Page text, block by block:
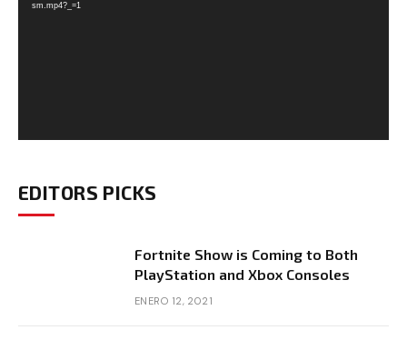
sm.mp4?_=1
EDITORS PICKS
Fortnite Show is Coming to Both
PlayStation and Xbox Consoles
ENERO 12, 2021